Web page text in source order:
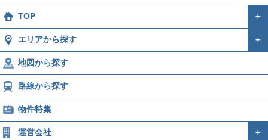
TOP ＋
エリアから探す ＋
地図から探す
路線から探す
物件特集
運営会社 ＋